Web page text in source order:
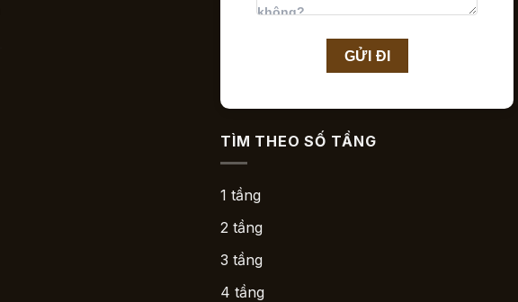
TÌM THEO SỐ TẦNG
1 tầng
2 tầng
3 tầng
4 tầng